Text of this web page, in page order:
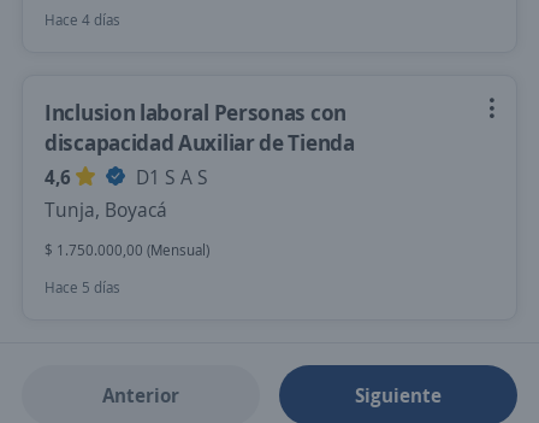
Hace 4 días
Inclusion laboral Personas con
discapacidad Auxiliar de Tienda
4,6
D1 S A S
Tunja, Boyacá
$ 1.750.000,00 (Mensual)
Hace 5 días
Anterior Siguiente